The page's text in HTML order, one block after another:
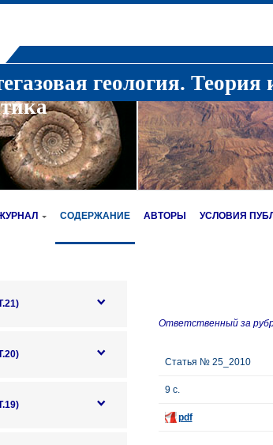
геология. Теория
СОДЕРЖАНИЕ АВТОРЫ УСЛОВИЯ
Ответственный за
Статья № 25_2010
9 с.
pdf